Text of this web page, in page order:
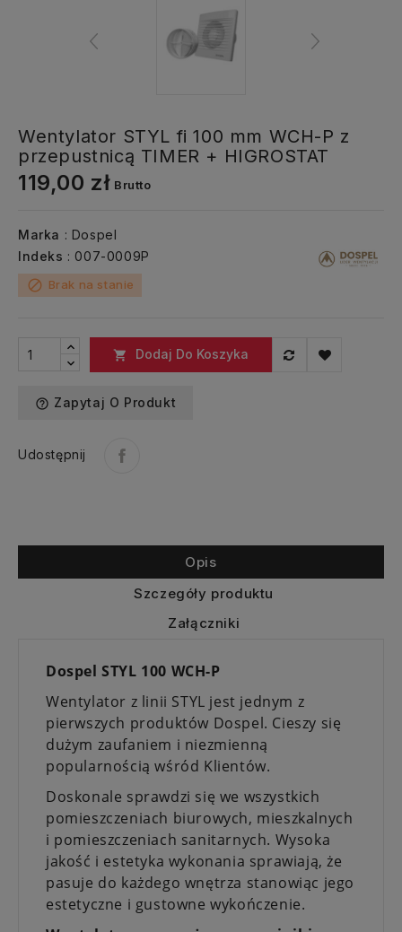
Wentylator STYL fi 100 mm WCH-P z
przepustnicą TIMER + HIGROSTAT
119,00 zł Brutto
Marka : Dospel
Indeks : 007-0009P
block Brak na stanie
 Dodaj Do Koszyka
help_outline Zapytaj O Produkt
Udostępnij
Opis
Szczegóły produktu
Załączniki
Dospel STYL 100 WCH-P
Wentylator z linii STYL jest jednym z
pierwszych produktów Dospel. Cieszy się
dużym zaufaniem i niezmienną
popularnością wśród Klientów.
Doskonale sprawdzi się we wszystkich
pomieszczeniach biurowych, mieszkalnych
i pomieszczeniach sanitarnych. Wysoka
jakość i estetyka wykonania sprawiają, że
pasuje do każdego wnętrza stanowiąc jego
estetyczne i gustowne wykończenie.